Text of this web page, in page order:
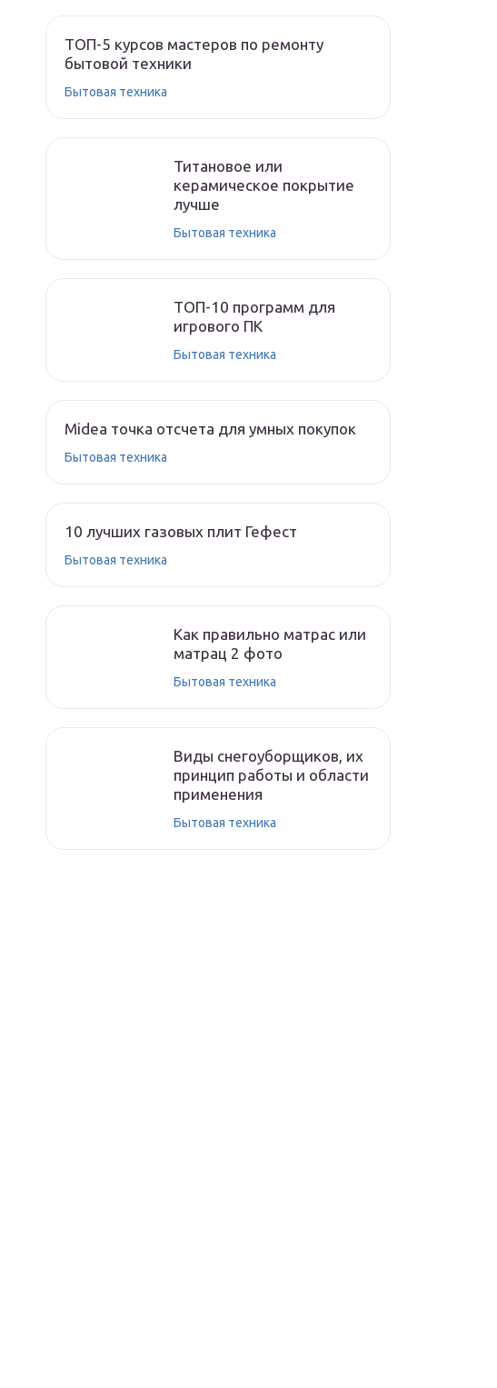
ТОП-5 курсов мастеров по ремонту
бытовой техники
Бытовая техника
Титановое или
керамическое покрытие
лучше
Бытовая техника
ТОП-10 программ для
игрового ПК
Бытовая техника
Midea точка отсчета для умных покупок
Бытовая техника
10 лучших газовых плит Гефест
Бытовая техника
Как правильно матрас или
матрац 2 фото
Бытовая техника
Виды снегоуборщиков, их
принцип работы и области
применения
Бытовая техника